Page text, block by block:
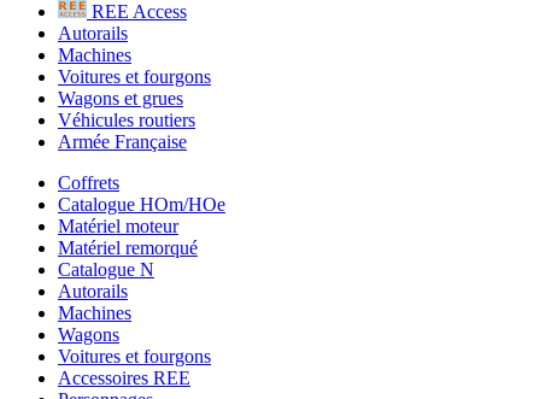
REE Access
Autorails
Machines
Voitures et fourgons
Wagons et grues
Véhicules routiers
Armée Française
Coffrets
Catalogue HOm/HOe
Matériel moteur
Matériel remorqué
Catalogue N
Autorails
Machines
Wagons
Voitures et fourgons
Accessoires REE